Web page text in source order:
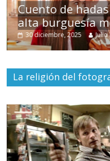
Cuento de
alta burguesía
30 diciembre, 2025
La religión del